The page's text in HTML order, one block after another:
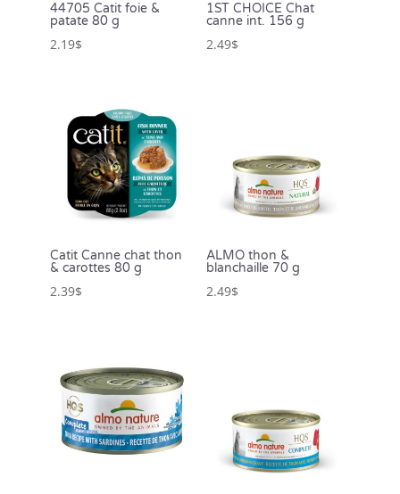
44705 Catit foie &
patate 80 g
2.19$
1ST CHOICE Chat
canne int. 156 g
2.49$
Catit Canne chat thon
& carottes 80 g
2.39$
ALMO thon &
blanchaille 70 g
2.49$